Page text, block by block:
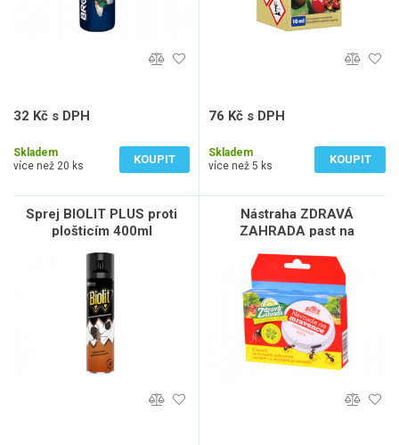
32 Kč s DPH
Skladem
více než 20 ks
KOUPIT
76 Kč s DPH
Skladem
více než 5 ks
KOUPIT
Sprej BIOLIT PLUS proti
plošticím 400ml
Nástraha ZDRAVÁ
ZAHRADA past na